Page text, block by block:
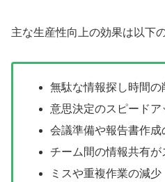
主な生産性向上の効果は以下
無駄な情報探し時間の
意思決定のスピードア
会議準備や報告書作成
チーム間の情報共有が
ミスや重複作業の減少